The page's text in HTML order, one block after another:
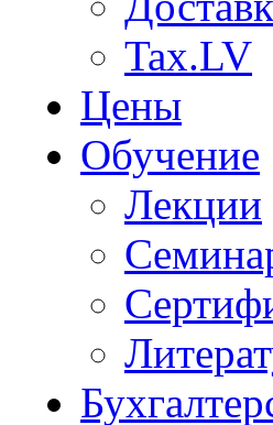
Tax.LV
Цены
Обучение
Лекции